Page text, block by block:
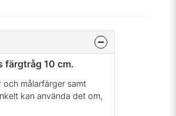
färgtråg 10 cm.
målarfärger samt
kan använda det om,